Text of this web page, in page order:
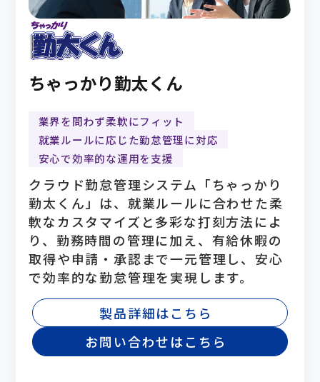
ちゃっかり勤太くん
業界を問わず柔軟にフィット
就業ルールに応じた勤怠管理に対応
安心で効率的な運用を支援
クラウド勤怠管理システム「ちゃっかり
勤太くん」は、就業ルールに合わせた柔
軟なカスタマイズと多彩な打刻方法によ
り、勤務時間の管理に加え、有給休暇の
取得や申請・承認まで一元管理し、安心
で効率的な勤怠管理を実現します。
製品詳細はこちら
お問い合わせはこちら